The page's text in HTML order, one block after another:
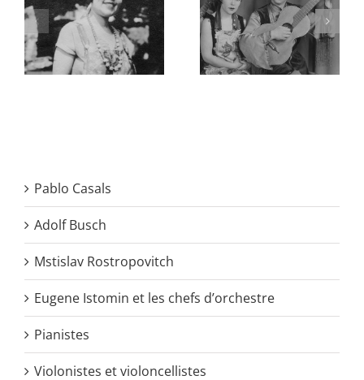
Pablo Casals
Adolf Busch
Mstislav Rostropovitch
Eugene Istomin et les chefs d’orchestre
Pianistes
Violonistes et violoncellistes